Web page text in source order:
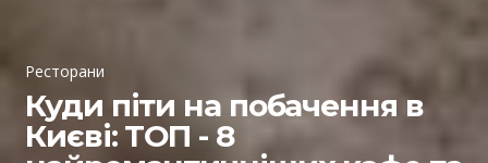
Ресторани
Куди піти на побачення в
Києві: ТОП - 8